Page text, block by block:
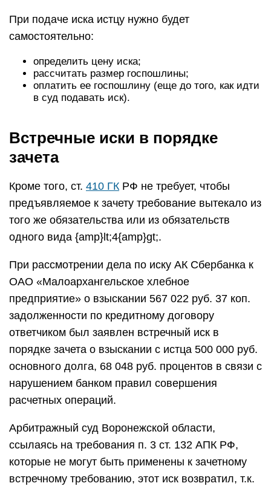
При подаче иска истцу нужно будет
самостоятельно:
определить цену иска;
рассчитать размер госпошлины;
оплатить ее госпошлину (еще до того, как идти
в суд подавать иск).
Встречные иски в порядке
зачета
Кроме того, ст. 410 ГКРФ не требует, чтобы
предъявляемое к зачету требование вытекало из
того же обязательства или из обязательств
одного вида {amp}lt;4{amp}gt;.
При рассмотрении дела по иску АК Сбербанка к
ОАО «Малоархангельское хлебное
предприятие» о взыскании 567 022 руб. 37 коп.
задолженности по кредитному договору
ответчиком был заявлен встречный иск в
порядке зачета о взыскании с истца 500 000 руб.
основного долга, 68 048 руб. процентов в связи с
нарушением банком правил совершения
расчетных операций.
Арбитражный суд Воронежской области,
ссылаясь на требования п. 3 ст. 132 АПК РФ,
которые не могут быть применены к зачетному
встречному требованию, этот иск возвратил, т.к.